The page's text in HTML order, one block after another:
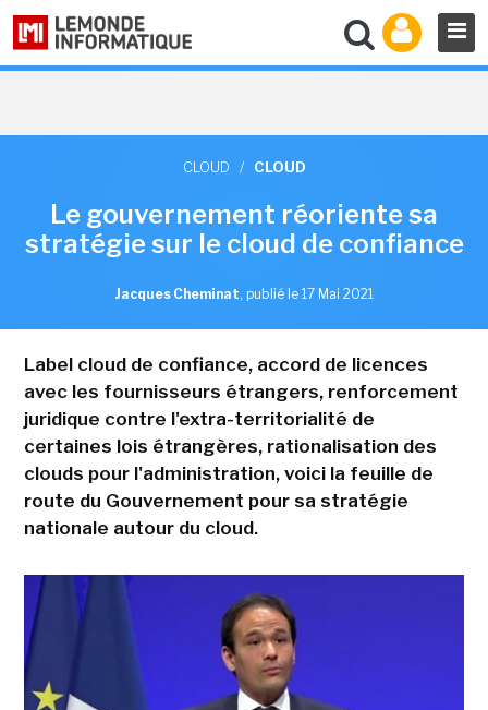
CLOUD / CLOUD
Le gouvernement réoriente sa
stratégie sur le cloud de confiance
Jacques Cheminat, publié le 17 Mai 2021
Label cloud de confiance, accord de licences
avec les fournisseurs étrangers, renforcement
juridique contre l'extra-territorialité de
certaines lois étrangères, rationalisation des
clouds pour l'administration, voici la feuille de
route du Gouvernement pour sa stratégie
nationale autour du cloud.